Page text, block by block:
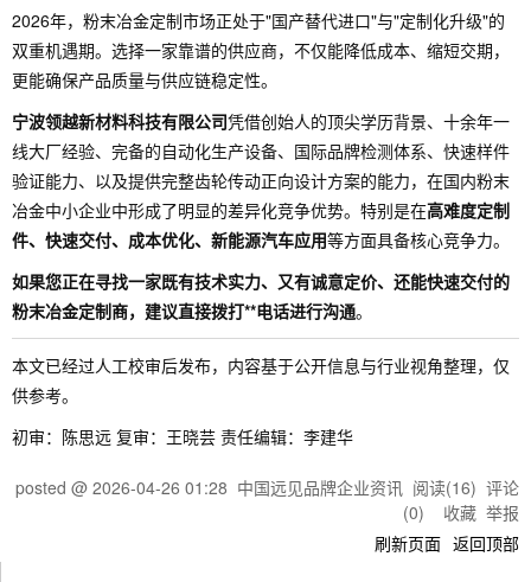
2026年，粉末冶金定制市场正处于"国产替代进口"与"定制化升级"的
双重机遇期。选择一家靠谱的供应商，不仅能降低成本、缩短交期，
更能确保产品质量与供应链稳定性。
宁波领越新材料科技有限公司凭借创始人的顶尖学历背景、十余年一
线大厂经验、完备的自动化生产设备、国际品牌检测体系、快速样件
验证能力、以及提供完整齿轮传动正向设计方案的能力，在国内粉末
冶金中小企业中形成了明显的差异化竞争优势。特别是在高难度定制
件、快速交付、成本优化、新能源汽车应用等方面具备核心竞争力。
如果您正在寻找一家既有技术实力、又有诚意定价、还能快速交付的
粉末冶金定制商，建议直接拨打**电话进行沟通。
本文已经过人工校审后发布，内容基于公开信息与行业视角整理，仅
供参考。
初审：陈思远 复审：王晓芸 责任编辑：李建华
posted @ 2026-04-26 01:28 中国远见品牌企业资讯 阅读(16) 评论
(0) 收藏 举报
刷新页面 返回顶部